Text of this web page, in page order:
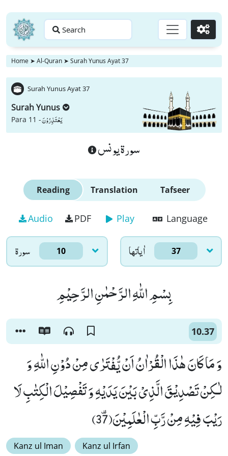
Search Go
Home ➤ Al-Quran ➤ Surah Yunus Ayat 37
Surah Yunus Ayat 37
Surah Yunus
Para 11 -یَعْتَذِرُوْنَ
سورة يونس
Reading Translation Tafseer
Audio PDF Play Language
سورۃ 10 اٰياتها 37
بِسْمِ اللّٰهِ الرَّحْمٰنِ الرَّحِیْمِ
10.37
وَ مَا كَانَ هٰذَا الْقُرْاٰنُ اَنْ یُّفْتَرٰى مِنْ دُوْنِ اللّٰهِ وَ
لٰـكِنْ تَصْدِیْقَ الَّذِیْ بَیْنَ یَدَیْهِ وَ تَفْصِیْلَ الْكِتٰبِ لَا
رَیْبَ فِیْهِ مِنْ رَّبِّ الْعٰلَمِیْنَﭦ(37)
Kanz ul Iman Kanz ul Irfan